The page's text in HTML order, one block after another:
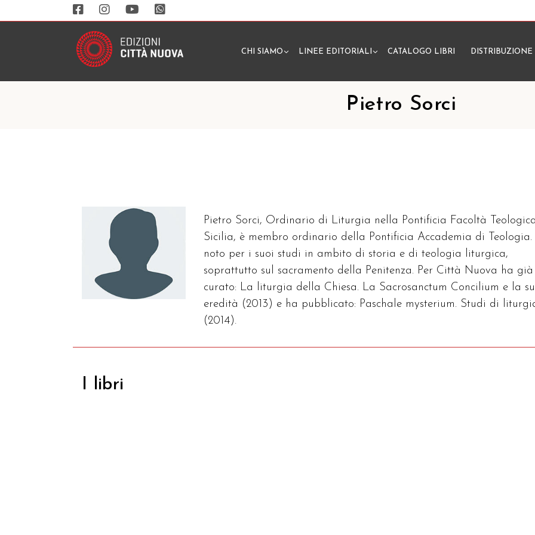
CHI SIAMO LINEE EDITORIALI CATALOGO LIBRI DISTRIBUZIONE
Pietro Sorci
Pietro Sorci, Ordinario di Liturgia nella Pontificia Facoltà
Sicilia, è membro ordinario della Pontificia Accademia di Teologia.
noto per i suoi studi in ambito di storia e di teologia liturgica,
soprattutto sul sacramento della Penitenza. Per Città Nuova ha già
curato: La liturgia della Chiesa. La Sacrosanctum Concilium e la
eredità (2013) e ha pubblicato: Paschale mysterium. Studi di
(2014).
I libri